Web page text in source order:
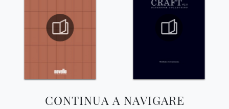
CONTINUA A NAVIGARE